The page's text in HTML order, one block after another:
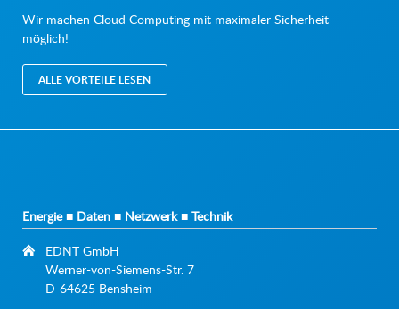
Wir machen Cloud Computing mit maximaler Sicherheit
möglich!
ALLE VORTEILE LESEN
Energie ■ Daten ■ Netzwerk ■ Technik
EDNT GmbH
Werner-von-Siemens-Str. 7
D-64625 Bensheim